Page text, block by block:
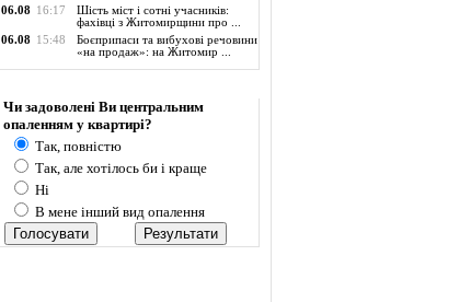
06.08 16:17
Шість міст і сотні учасників:
фахівці з Житомирщини про ...
06.08 15:48
Боєприпаси та вибухові речовини
«на продаж»: на Житомир ...
Чи задоволені Ви центральним
опаленням у квартирі?
Так, повністю
Так, але хотілось би і краще
Ні
В мене інший вид опалення